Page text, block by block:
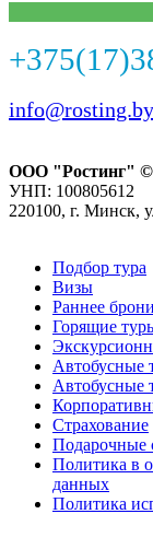
info@rosting.by
ООО "Ростинг" ©
УНП: 100805612
220100, г. Минск,
Подбор тура
Визы
Раннее
Горящие
Автобусные
Автобусные
Страхование
Подарочные
Политика в
данных
Политика